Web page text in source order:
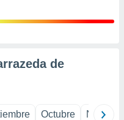
de
Octubre